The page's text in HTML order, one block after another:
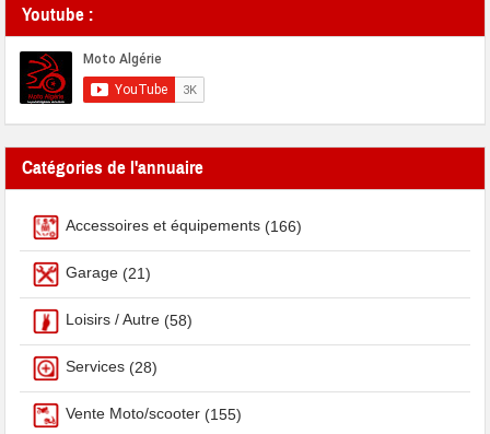
Youtube :
Catégories de l'annuaire
Accessoires et équipements (166)
Garage (21)
Loisirs / Autre (58)
Services (28)
Vente Moto/scooter (155)